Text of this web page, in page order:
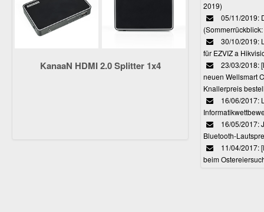
KanaaN HDMI 2.0 Splitter 1x4
2019)
05/11/2019:
30/10/2019:
für EZVIZ a
23/03/2018:
neuen Wellsmart
Knallerpreis
16/06/2017:
16/05/2017:
Bluetooth-
11/04/2017:
beim